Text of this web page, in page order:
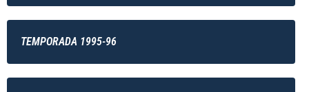
TEMPORADA 1995-96